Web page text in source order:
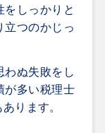
をしっかりと
立つのかじっ
わぬ失敗をし
が多い税理士
ります。